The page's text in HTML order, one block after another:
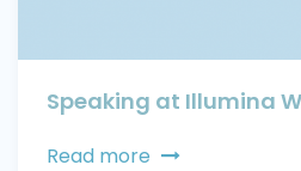
Speaking at Illumina
Read more